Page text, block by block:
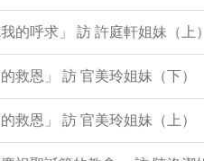
的呼求」 訪 許庭軒姐妹（上）
救恩」 訪 官美玲姐妹（下）
救恩」 訪 官美玲姐妹（上）